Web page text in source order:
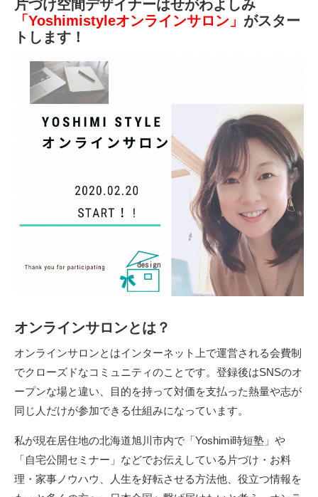
片づけ空間デザイナーはせがわよしみ
「 Yoshimistyleオンラインサロン」 がスター
トします！
オンラインサロンとは？
オンラインサロンとはインターネット上で運営される会費制
でクローズドなコミュニティのことです。登録後はSNSのオ
ープンな場と違い、目的を持って対価を支払った熱量や志が
同じ人だけが参加できる仕組みになっています。
私が現在居住地の北海道旭川市内で「Yoshimi時短塾 」や
「自宅公開セミナー 」などでお伝えしている片づけ・お料
理・家事ノウハウ、人生を好転させる方法他、役立つ情報を